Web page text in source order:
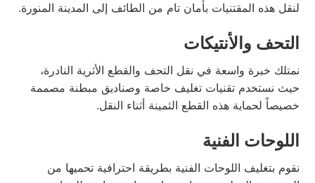
لنقل هذه المقتنيات بأمان تام من الطائف إلى المدينة المنورة.
التحف والأنتيكات
نمتلك خبرة واسعة في نقل التحف والقطع الأثرية النادرة،
حيث نستخدم تقنيات تغليف خاصة وصناديق مبطنة مصممة
خصيصاً لحماية هذه القطع الثمينة أثناء النقل.
اللوحات الفنية
نقوم بتغليف اللوحات الفنية بطريقة احترافية تحميها من